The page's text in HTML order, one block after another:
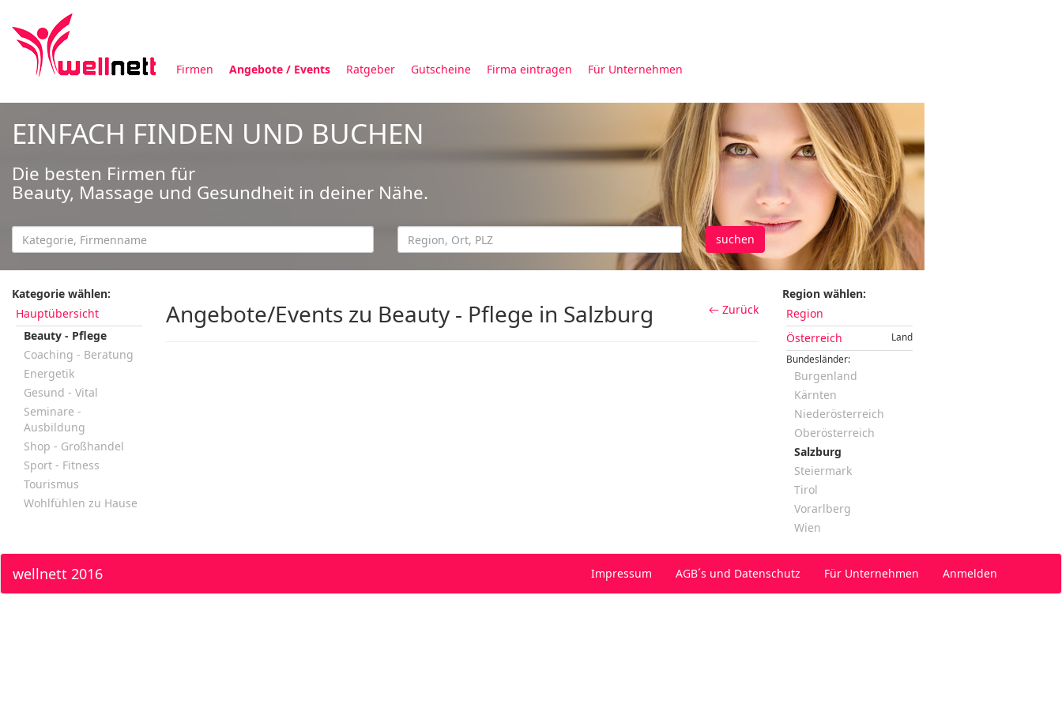
Firmen Angebote / Events Ratgeber Gutscheine Firma eintragen Für Unternehmen
EINFACH FINDEN UND BUCHEN
Die besten Firmen für
Beauty, Massage und Gesundheit in deiner Nähe.
suchen
Kategorie wählen:
Hauptübersicht
Beauty - Pflege
Coaching - Beratung
Energetik
Gesund - Vital
Seminare -
Ausbildung
Shop - Großhandel
Sport - Fitness
Tourismus
Wohlfühlen zu Hause
← Zurück
Angebote/Events zu Beauty - Pflege in Salzburg
Region wählen:
Region
Land
Österreich
Bundesländer:
Burgenland
Kärnten
Niederösterreich
Oberösterreich
Salzburg
Steiermark
Tirol
Vorarlberg
Wien
wellnett 2016 Impressum AGB´s und Datenschutz Für Unternehmen Anmelden